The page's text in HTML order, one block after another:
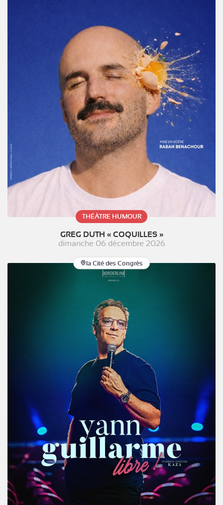
THÉÂTRE HUMOUR
GREG DUTH « COQUILLES »
dimanche 06 décembre 2026
la Cité des Congrès